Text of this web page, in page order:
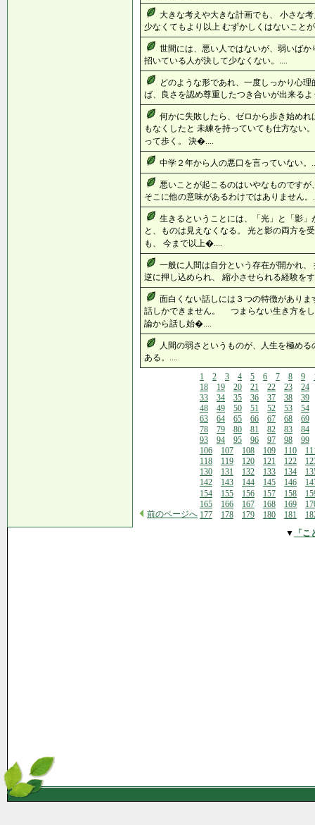
大きな考えや大きな計画でも、 小さな
少なくてもより以上 むずかしくはないこ
世間には、悪い人ではないが、弱いば
招いている人が決して少なくない。....
どのような形であれ、一度しっかり心
ば、良さを認め尊重したつき合いが出来る
何かに失敗したら、ゼロから歩き始め
もなくしたと 未練を持っていても仕方ない
って歩く。 決�....
中学２年から人の悪口を言っていない。
悪いことが起こるのはいやなものです
そこに他の意味があるわけではありません
生きるということには、「光」と「影
と、ものは見えなくなる。 光と影の両方を
も、 今まで以上�....
一般に人間は自分という存在が開かれ
逆に押し込められ、 縮小させられる経験を
面白くない話しには３つの特徴があり
話しかできません。 つまらない生き方を
論から話し始�....
人間の弱さというものが、人生を極め
ある。....
前のページへ
1 2 3 4 5 6 7 8 9
18
19 20 21 22 23
24
33
34 35 36 37 38
39
48
49 50 51 52 53
54
63
64 65 66 67 68
69
78
79 80 81 82 83
84
93
94 95 96 97 98
99
106
107 108 109 110
118
119 120 121 122
130
131 132 133 134
142
143 144 145 146
154
155 156 157 158
165
166 167 168 169
177
178 179 180 181
▼
「